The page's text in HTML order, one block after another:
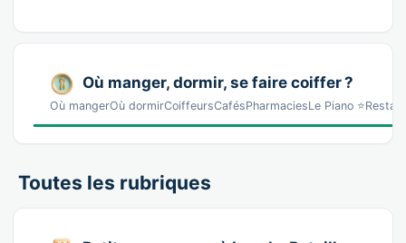
Où manger, dormir, se faire coiffer ?
Où mangerOù dormirCoiffeursCafésPharmaciesLe Piano
Toutes les rubriques